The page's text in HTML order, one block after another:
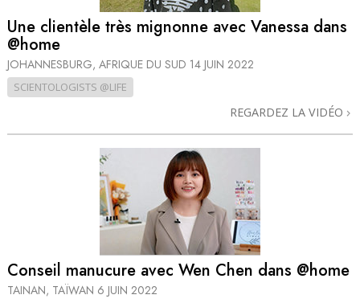
Une clientèle très mignonne avec Vanessa dans
@home
JOHANNESBURG, AFRIQUE DU SUD 14 JUIN 2022
SCIENTOLOGISTS @LIFE
REGARDEZ LA VIDÉO
Conseil manucure avec Wen Chen dans @home
TAINAN, TAÏWAN 6 JUIN 2022